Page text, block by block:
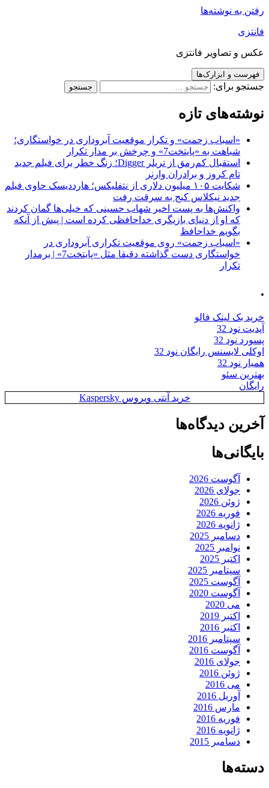
رفتن به نوشته‌ها
فانتزی
عکس و تصاویر فانتزی
فهرست و ابزارک‌ها
جستجو برای:
نوشته‌های تازه
«اسباب زحمت» و تکرار موقعیت آبروداری در خواستگاری؛
شباهت به «پایتخت7» و چرخش بر مدار تکرار
استقبال کم‌رمق از تریلر Digger؛ زنگ خطر برای فیلم جدید
تام کروز و برادران وارنر
شکایت ۱۰۵ میلیون دلاری از نتفلیکس؛ هارددیسک حاوی فیلم
جدید نیکلاس کیج به سرقت رفت
واکنش‌ها به پست اخیر شهاب حسینی که خیلی‌ها گمان کردند
که او از دنیای بازیگری خداحافظی کرده است | پیش از آنکه
بگویم خداحافظ
«اسباب زحمت» روی موقعیت تکراری آبروداری در
خواستگاری دست گذاشته دقیقا مثل «پایتخت7» | برمدار
تکرار
.
خرید بک لینک فالو
آپدیت نود 32
پسورد نود 32
اوکلی لایسنس رایگان نود 32
همیار نود 32
بهترین سئو
رایگان
خرید آنتی ویروس Kaspersky
آخرین دیدگاه‌ها
بایگانی‌ها
آگوست 2026
جولای 2026
ژوئن 2026
فوریه 2026
ژانویه 2026
دسامبر 2025
نوامبر 2025
اکتبر 2025
سپتامبر 2025
آگوست 2025
آگوست 2020
می 2020
اکتبر 2019
اکتبر 2016
سپتامبر 2016
آگوست 2016
جولای 2016
ژوئن 2016
می 2016
آوریل 2016
مارس 2016
فوریه 2016
ژانویه 2016
دسامبر 2015
دسته‌ها